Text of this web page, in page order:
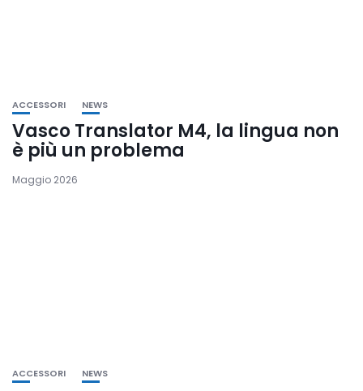
ACCESSORI NEWS
Vasco Translator M4, la lingua non
è più un problema
Maggio 2026
ACCESSORI NEWS